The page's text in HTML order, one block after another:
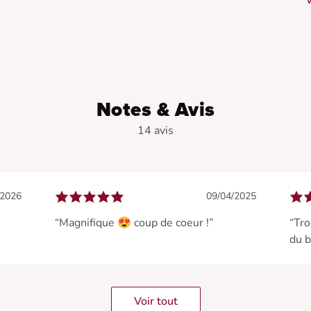
Notes & Avis
14 avis
09/04/2025
“Magnifique 😍 coup de coeur !”
du
Voir tout